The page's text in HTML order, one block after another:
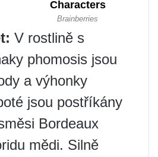
V rostlině s
phomosis jsou
a výhonky
jsou postříkány
Bordeaux
mědi. Silně